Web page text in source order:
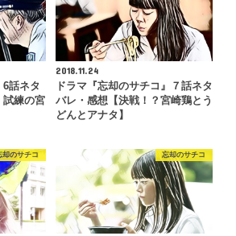
6話ネタ
試練の宮
2018.11.24
ドラマ『忘却のサチコ』７話ネタ
バレ・感想【決戦！？宮崎鶏とう
どんとアナタ】
却のサチコ 忘却のサチコ